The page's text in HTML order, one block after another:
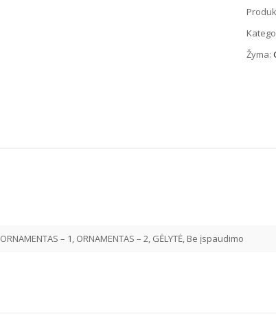
Žyma:
ORNAMENTAS – 1, ORNAMENTAS – 2, GĖLYTĖ, Be įspaudimo